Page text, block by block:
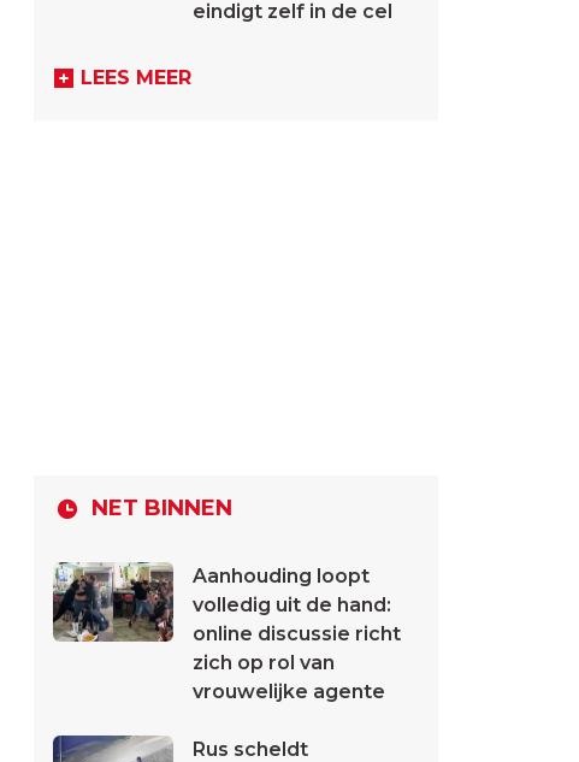
eindigt zelf in de cel
LEES MEER
NET BINNEN
Aanhouding loopt
volledig uit de hand:
online discussie richt
zich op rol van
vrouwelijke agente
Rus scheldt